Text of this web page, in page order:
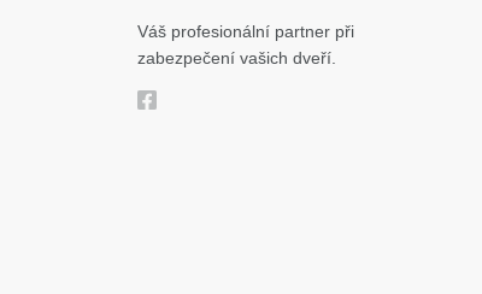
Váš profesionální partner při
zabezpečení vašich dveří.